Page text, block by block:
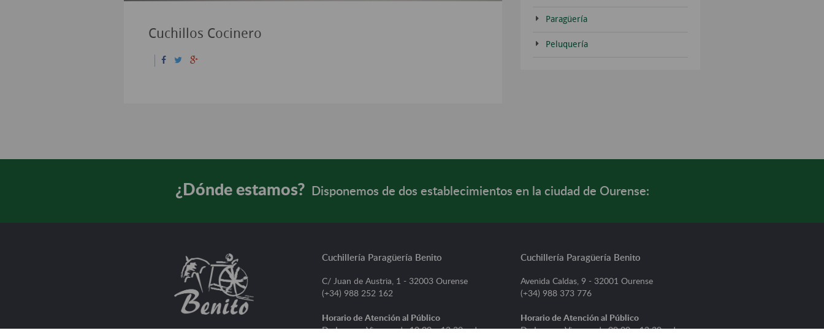
Cuchillos Cocinero
Paragüería
Peluquería
¿Dónde estamos? Disponemos de dos establecimientos en la ciudad de Ourense:
Cuchillería Paragüería Benito
C/ Juan de Austria, 1 - 32003 Ourense
(+34) 988 252 162
Horario de Atención al Público
De Lunes a Viernes, de 10:00 a 13:30 y de
Cuchillería Paragüería Benito
Avenida Caldas, 9 - 32001 Ourense
(+34) 988 373 776
Horario de Atención al Público
De Lunes a Viernes, de 09:00 a 13:30 y de